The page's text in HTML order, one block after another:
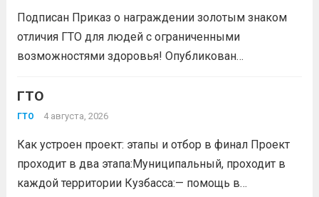
Подписан Приказ о награждении золотым знаком
отличия ГТО для людей с ограниченными
возможностями здоровья! Опубликован
Российской Федерации № 229 НГ от 22 июля 2026
года. Документ утверждает список граждан,
Всероссийского физкультурно-спортивного
комплекса...Читать дальше
ГТО
ГТО 4 августа, 2026
Как устроен проект: этапы и отбор в финал Проект
проходит в два этапа:Муниципальный, проходит в
каждой территории Кузбасса:— помощь в